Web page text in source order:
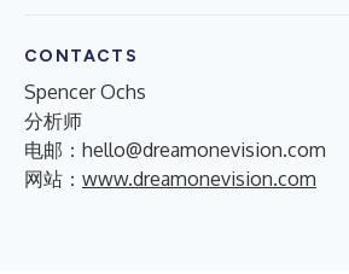
CONTACTS
Spencer Ochs
分析师
电邮：hello@dreamonevision.com
网站： www.dreamonevision.com